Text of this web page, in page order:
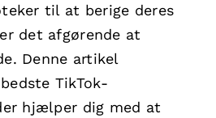
til at berige deres
det afgørende at
Denne artikel
TikTok-
hjælper dig med at